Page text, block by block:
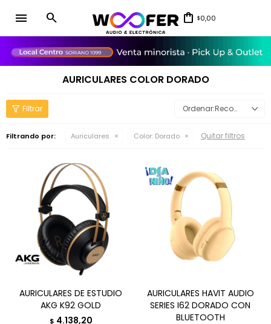
menu $0,00
AURICULARES COLOR DORADO
Recomendados
Filtrando por: Auriculares Color: Dorado Quitar filtros
AURICULARES DE ESTUDIO
AKG K92 GOLD
$ 4.138,20
AURICULARES HAVIT AUDIO
SERIES I62 DORADO CON
BLUETOOTH
close